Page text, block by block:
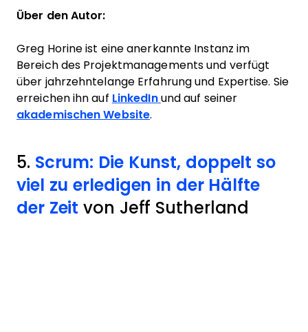
Über den Autor:
Greg Horine ist eine anerkannte Instanz im
Bereich des Projektmanagements und verfügt
über jahrzehntelange Erfahrung und Expertise. Sie
erreichen ihn auf LinkedIn und auf seiner
akademischen Website.
5. Scrum: Die Kunst, doppelt so
viel zu erledigen in der Hälfte
der Zeit von Jeff Sutherland